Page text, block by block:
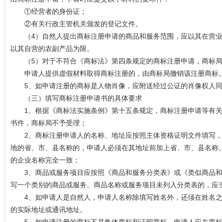
①经营者的身份证；
②有关行政主管机关颁发的登记文件。
（4）自然人提出商标注册申请的商品和服务范围，应以其在营
以其自营的农副产品为限。
（5）对于不符合《商标法》第四条规定的商标注册申请，商标
申请人提供虚假材料取得商标注册的，由商标局撤销该注册商标
5、如申请注册的商标是人物肖像，应附送经过公证的肖像权人
（三）填写商标注册申请书的具体要求
1、根据《商标法实施条例》第十五条规定，商标注册申请等有
书件，商标局不予受理；
2、商标注册申请人的名称、地址应按照主体资格证明文件填写
地的省、市、县名称的，申请人必须在其地址前加上省、市、县名
的企业名称完全一致；
3、商品或服务项目应按照《商品和服务分类表》或《类似商品
写一个类别的商品或服务。商品名称或服务项目未列入分类表的，
4、如申请人是自然人，申请人名称除填写姓名外，还须在姓名
的实际地址或通讯地址。